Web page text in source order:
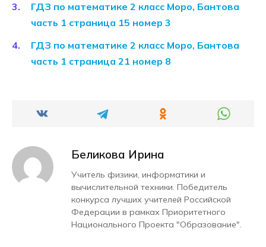
ГДЗ по математике 2 класс Моро, Бантова
часть 1 страница 15 номер 3
ГДЗ по математике 2 класс Моро, Бантова
часть 1 страница 21 номер 8
Беликова Ирина
Учитель физики, информатики и
вычислительной техники. Победитель
конкурса лучших учителей Российской
Федерации в рамках Приоритетного
Национального Проекта "Образование".